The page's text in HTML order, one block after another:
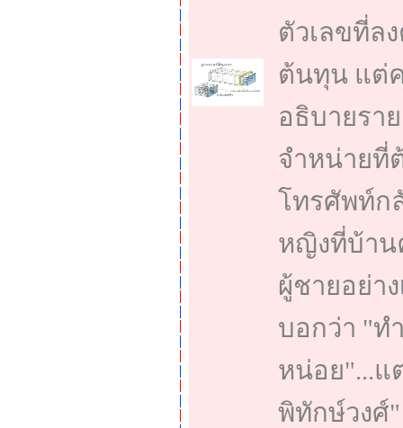
ตัวเลขที่ล
ต้นทุน แต่
อธิบายรา
จำหน่ายที่
โทรศัพท์ก
หญิงที่บ้าน
ผู้ชายอย่า
บอกว่า "ท
หน่อย"...แ
พิทักษ์วงศ์